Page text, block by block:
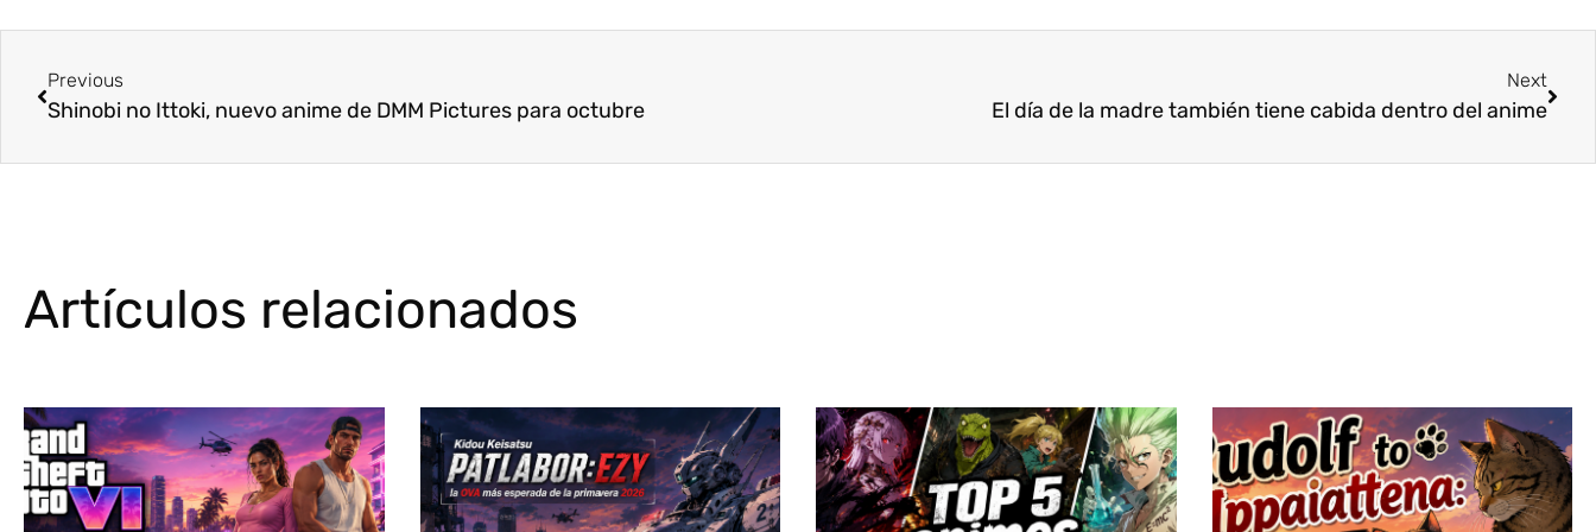
Previous
Shinobi no Ittoki, nuevo anime de DMM Pictures para octubre
Next
El día de la madre también tiene cabida dentro del anime
Artículos relacionados